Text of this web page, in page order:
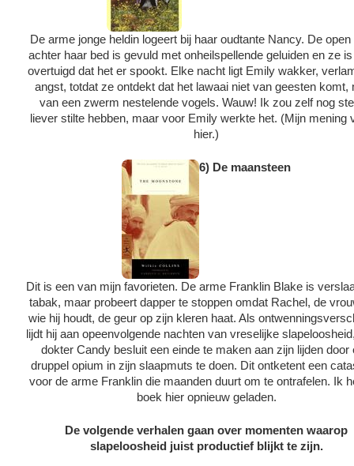
De arme jonge heldin logeert bij haar oudtante Nancy. De open
achter haar bed is gevuld met onheilspellende geluiden en ze
overtuigd dat het er spookt. Elke nacht ligt Emily wakker,
angst, totdat ze ontdekt dat het lawaai niet van geesten komt,
van een zwerm nestelende vogels. Wauw! Ik zou zelf nog
liever stilte hebben, maar voor Emily werkte het. (Mijn mening
hier.)
6) De maansteen
Dit is een van mijn favorieten. De arme Franklin Blake is
tabak, maar probeert dapper te stoppen omdat Rachel, de
wie hij houdt, de geur op zijn kleren haat. Als
lijdt hij aan opeenvolgende nachten van vreselijke
dokter Candy besluit een einde te maken aan zijn lijden door
druppel opium in zijn slaapmuts te doen. Dit ontketent een
voor de arme Franklin die maanden duurt om te ontrafelen. Ik
boek hier opnieuw geladen.
De volgende verhalen gaan over momenten waarop
slapeloosheid juist productief blijkt te zijn.